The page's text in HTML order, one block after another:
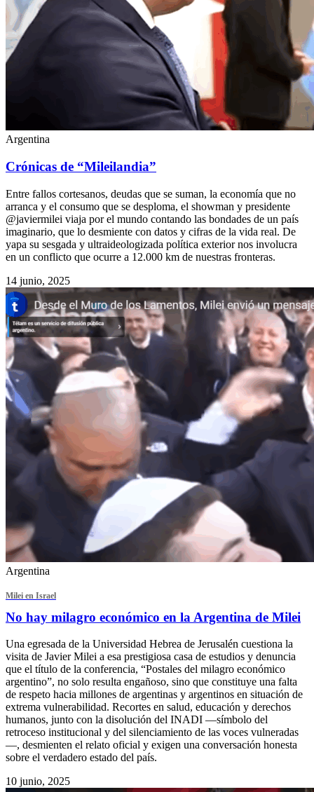
Argentina
Crónicas de “Mileilandia”
Entre fallos cortesanos, deudas que se suman, la economía que no
arranca y el consumo que se desploma, el showman y presidente
@javiermilei viaja por el mundo contando las bondades de un país
imaginario, que lo desmiente con datos y cifras de la vida real. De
yapa su sesgada y ultraideologizada política exterior nos involucra
en un conflicto que ocurre a 12.000 km de nuestras fronteras.
14 junio, 2025
Argentina
Milei en Israel
No hay milagro económico en la Argentina de Milei
Una egresada de la Universidad Hebrea de Jerusalén cuestiona la
visita de Javier Milei a esa prestigiosa casa de estudios y denuncia
que el título de la conferencia, “Postales del milagro económico
argentino”, no solo resulta engañoso, sino que constituye una falta
de respeto hacia millones de argentinas y argentinos en situación de
extrema vulnerabilidad. Recortes en salud, educación y derechos
humanos, junto con la disolución del INADI —símbolo del
retroceso institucional y del silenciamiento de las voces vulneradas
—, desmienten el relato oficial y exigen una conversación honesta
sobre el verdadero estado del país.
10 junio, 2025